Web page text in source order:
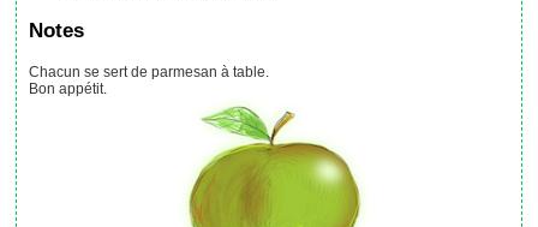
Notes
Chacun se sert de parmesan à table.
Bon appétit.